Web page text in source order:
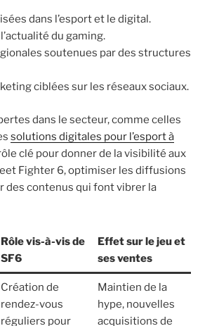
dans l’esport et le digital.
du gaming.
soutenues par des structures
ciblées sur les réseaux sociaux.
dans le secteur, comme celles
solutions digitales pour l’esport à
clé pour donner de la visibilité aux
Fighter 6, optimiser les diffusions
des contenus qui font vibrer la
Rôle vis-à-vis de
SF6
Effet sur le jeu et
ses ventes
Création de
rendez-vous
réguliers pour
Maintien de la
hype, nouvelles
acquisitions de